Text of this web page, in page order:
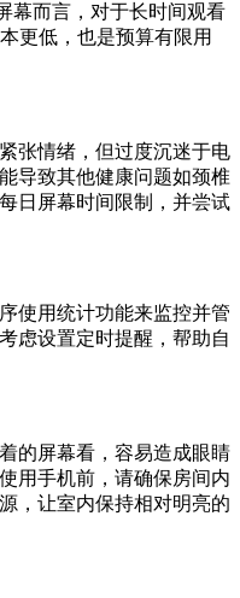
幕而言，对于长时间观看
更低，也是预算有限用
张情绪，但过度沉迷于电
导致其他健康问题如颈椎
日屏幕时间限制，并尝试
使用统计功能来监控并管
虑设置定时提醒，帮助自
的屏幕看，容易造成眼睛
用手机前，请确保房间内
，让室内保持相对明亮的